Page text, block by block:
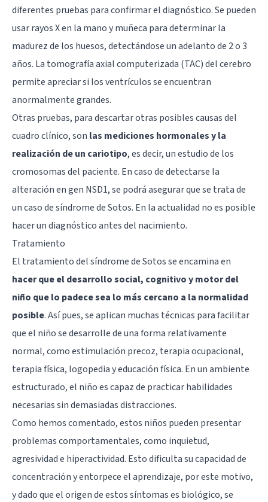
diferentes pruebas para confirmar el diagnóstico. Se pueden
usar rayos X en la mano y muñeca para determinar la
madurez de los huesos, detectándose un adelanto de 2 o 3
años. La tomografía axial computerizada (TAC) del cerebro
permite apreciar si los ventrículos se encuentran
anormalmente grandes.
Otras pruebas, para descartar otras posibles causas del
cuadro clínico, son las mediciones hormonales y la
realización de un cariotipo, es decir, un estudio de los
cromosomas del paciente. En caso de detectarse la
alteración en gen NSD1, se podrá asegurar que se trata de
un caso de síndrome de Sotos. En la actualidad no es posible
hacer un diagnóstico antes del nacimiento.
Tratamiento
El tratamiento del síndrome de Sotos se encamina en
hacer que el desarrollo social, cognitivo y motor del
niño que lo padece sea lo más cercano a la normalidad
posible. Así pues, se aplican muchas técnicas para facilitar
que el niño se desarrolle de una forma relativamente
normal, como estimulación precoz, terapia ocupacional,
terapia física, logopedia y educación física. En un ambiente
estructurado, el niño es capaz de practicar habilidades
necesarias sin demasiadas distracciones.
Como hemos comentado, estos niños pueden presentar
problemas comportamentales, como inquietud,
agresividad e hiperactividad. Esto dificulta su capacidad de
concentración y entorpece el aprendizaje, por este motivo,
y dado que el origen de estos síntomas es biológico, se